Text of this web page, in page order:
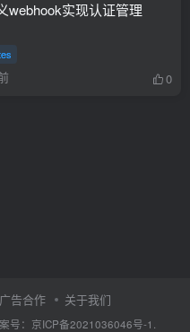
webhook实现认证管理
0
广告合作 关于我们
号：京ICP备2021036046号-1.